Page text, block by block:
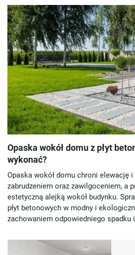
Opaska wokół domu z płyt
wykonać?
Opaska wokół domu chroni elewację
zabrudzeniem oraz zawilgoceniem, a
estetyczną alejką wokół budynku.
płyt betonowych w modny i
zachowaniem odpowiedniego spadku